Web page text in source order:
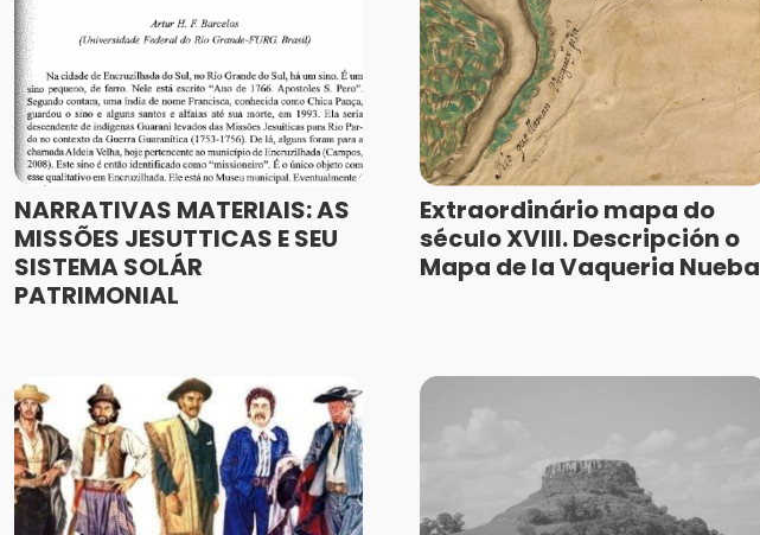
NARRATIVAS MATERIAIS: AS
MISSÕES JESUTTICAS E SEU
SISTEMA SOLÁR
PATRIMONIAL
Extraordinário mapa do
século XVIII. Descripción o
Mapa de la Vaqueria Nueba